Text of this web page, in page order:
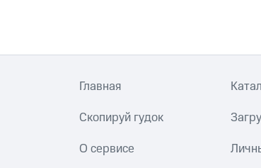
Главная
Скопируй гудок
О сервисе